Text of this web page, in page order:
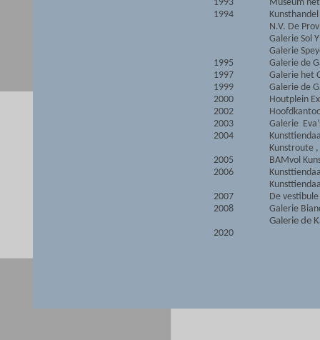
Museum
N.V. De
Galerie Sol
Galerie
Galerie de
Galerie het
Galerie de
Houtplein
Galerie
Kunstroute ,
BAMvol
De
Galerie
Galerie de
1993
1994
1995
1997
1999
2000
2002
2003
2004
2005
2006
2007
2008
2020